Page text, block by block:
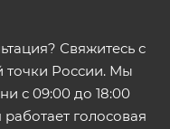
Свяжитесь с
точки России. Мы
с 09:00 до 18:00
голосовая